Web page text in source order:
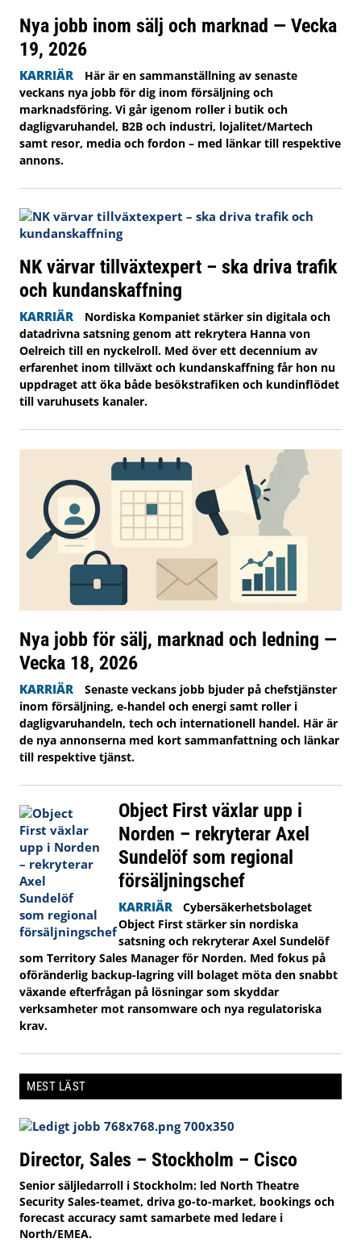
Nya jobb inom sälj och marknad — Vecka
19, 2026
KARRIÄR
Här är en sammanställning av senaste
veckans nya jobb för dig inom försäljning och
marknadsföring. Vi går igenom roller i butik och
dagligvaruhandel, B2B och industri, lojalitet/Martech
samt resor, media och fordon – med länkar till respektive
annons.
NK värvar tillväxtexpert – ska driva trafik
och kundanskaffning
KARRIÄR
Nordiska Kompaniet stärker sin digitala och
datadrivna satsning genom att rekrytera Hanna von
Oelreich till en nyckelroll. Med över ett decennium av
erfarenhet inom tillväxt och kundanskaffning får hon nu
uppdraget att öka både besökstrafiken och kundinflödet
till varuhusets kanaler.
Nya jobb för sälj, marknad och ledning —
Vecka 18, 2026
KARRIÄR
Senaste veckans jobb bjuder på chefstjänster
inom försäljning, e‑handel och energi samt roller i
dagligvaruhandeln, tech och internationell handel. Här är
de nya annonserna med kort sammanfattning och länkar
till respektive tjänst.
Object First växlar upp i
Norden – rekryterar Axel
Sundelöf som regional
försäljningschef
KARRIÄR
Cybersäkerhetsbolaget
Object First stärker sin nordiska
satsning och rekryterar Axel Sundelöf
som Territory Sales Manager för Norden. Med fokus på
oföränderlig backup-lagring vill bolaget möta den snabbt
växande efterfrågan på lösningar som skyddar
verksamheter mot ransomware och nya regulatoriska
krav.
MEST LÄST
Director, Sales – Stockholm – Cisco
Senior säljledarroll i Stockholm: led North Theatre
Security Sales-teamet, driva go-to-market, bookings och
forecast accuracy samt samarbete med ledare i
North/EMEA.